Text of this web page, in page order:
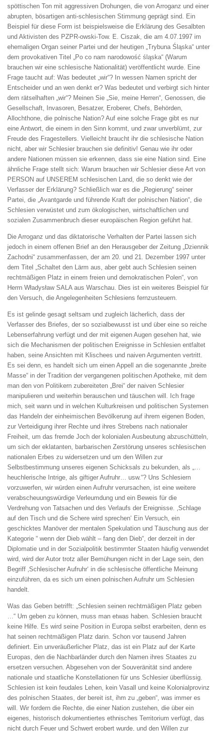
spöttischen Ton mit aggressiven Drohungen, die von Arroganz und einer
abrupten, bösartigen anti-schlesischen Stimmung geprägt sind. Ein
Beispiel für diese Form ist beispielsweise die Erklärung des Gesalbten
und Aktivisten des PZPR-owski-Tow. E. Ciszak, die am 4.07.1997 im
ehemaligen Organ seiner Partei und der heutigen „Trybuna Śląska“ unter
dem provokativen Titel „Po co nam narodowość śląska“ (Warum
brauchen wir eine schlesische Nationalität) veröffentlicht wurde. Eine
Frage taucht auf: Was bedeutet „wir“? In wessen Namen spricht der
Entscheider und an wen denkt er? Was bedeutet und verbirgt sich hinter
dem rätselhaften „wir“? Meinen Sie „Sie, meine Herren“, Genossen, die
Gesellschaft, Invasoren, Besatzer, Eroberer, Chefs, Behörden,
Allochthone, die polnische Nation? Auf eine solche Frage gibt es nur
eine Antwort, die einem in den Sinn kommt, und zwar unverblümt, zur
Freude des Fragestellers. Vielleicht braucht ihr die schlesische Nation
nicht, aber wir Schlesier brauchen sie definitiv! Genau wie ihr oder
andere Nationen müssen sie erkennen, dass sie eine Nation sind. Eine
ähnliche Frage stellt sich: Warum brauchen wir Schlesier diese Art von
PERSON auf UNSEREM schlesischen Land, die so denkt wie der
Verfasser der Erklärung? Schließlich war es die „Regierung“ seiner
Partei, die „Avantgarde und führende Kraft der polnischen Nation“, die
Schlesien verwüstet und zum ökologischen, wirtschaftlichen und
sozialen Zusammenbruch dieser europäischen Region geführt hat.
Die Arroganz und das diktatorische Verhalten der Partei lassen sich
jedoch in einem offenen Brief an den Herausgeber der Zeitung „Dziennik
Zachodni“ zusammenfassen, der am 20. und 21. Dezember 1997 unter
dem Titel „Schaltet den Lärm aus, aber gebt auch Schlesien seinen
rechtmäßigen Platz in einem freien und demokratischen Polen“, von
Herrn Władysław SALA aus Warschau. Dies ist ein weiteres Beispiel für
den Versuch, die Angelegenheiten Schlesiens fernzusteuern.
Es ist gelinde gesagt seltsam und zugleich lächerlich, dass der
Verfasser des Briefes, der so sozialbewusst ist und über eine so reiche
Lebenserfahrung verfügt und der mit eigenen Augen gesehen hat, wie
sich die Mechanismen der politischen Ereignisse in Schlesien entfaltet
haben, seine Ansichten mit Klischees und naiven Argumenten vertritt.
Es sei denn, es handelt sich um einen Appell an die sogenannte „breite
Masse“ in der Tradition der vergangenen politischen Apotheke, mit dem
man den von Politikern zubereiteten „Brei“ der naiven Schlesier
manipulieren und weiterhin berauschen und täuschen will. Ich frage
mich, seit wann und in welchen Kulturkreisen und politischen Systemen
das Handeln der einheimischen Bevölkerung auf ihrem eigenen Boden,
zur Verteidigung ihrer Rechte und ihres Strebens nach nationaler
Freiheit, um das fremde Joch der kolonialen Ausbeutung abzuschütteln,
um sich der eklatanten, barbarischen Zerstörung unseres schlesischen
nationalen Erbes zu widersetzen und um den Willen zur
Selbstbestimmung unseres eigenen Schicksals zu bekunden, als „…
heuchlerische Intrige, als giftiger Aufruhr… usw.“? Uns Schlesiern
vorzuwerfen, wir würden einen Aufruhr verursachen, ist eine weitere
verabscheuungswürdige Verleumdung und ein Beweis für die
Verdrehung von Tatsachen und des Verlaufs der Ereignisse. ‚Schlage
auf den Tisch und die Schere wird sprechen‘ Ein Versuch, ein
geschicktes Manöver der mentalen Spekulation und Täuschung aus der
Kategorie “ wenn der Dieb wählt – fang den Dieb“, der derzeit in der
Diplomatie und in der Sozialpolitik bestimmter Staaten häufig verwendet
wird, wird der Autor trotz aller Bemühungen nicht in der Lage sein, den
Begriff ‚Schlesischer Aufruhr‘ in die schlesische öffentliche Meinung
einzuführen, da es sich um einen polnischen Aufruhr um Schlesien
handelt.
Was das Geben betrifft: „Schlesien seinen rechtmäßigen Platz geben
…“ Um geben zu können, muss man etwas haben. Schlesien braucht
keine Hilfe. Es wird seine Position in Europa selbst erarbeiten, denn es
hat seinen rechtmäßigen Platz darin. Schon vor tausend Jahren
definiert. Ein unveräußerlicher Platz, das ist ein Platz auf der Karte
Europas, den die Nachbarländer durch den Namen ihres Staates zu
ersetzen versuchen. Abgesehen von der Souveränität sind andere
nationale und staatliche Konstellationen für uns Schlesier überflüssig.
Schlesien ist kein feudales Lehen, kein Vasall und keine Kolonialprovinz
des polnischen Staates, der bereit ist, ihm zu „geben“, was immer es
will. Wir fordern die Rechte, die einer Nation zustehen, die über ein
eigenes, historisch dokumentiertes ethnisches Territorium verfügt, das
nicht durch Feuer und Schwert erobert wurde, und den Willen zur